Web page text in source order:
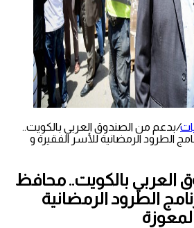
/بدعم من الصندوق العربي بالكويت..
الطرود الرمضانية للأسر الفقيرة و
العربي بالكويت.. محافظ
الطرود الرمضانية